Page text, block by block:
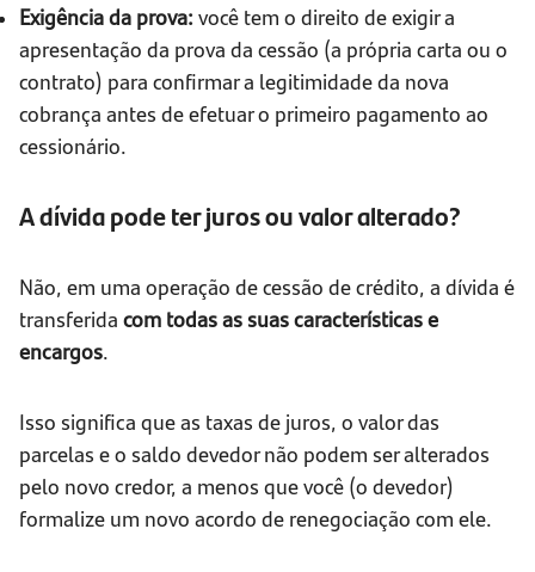
Exigência da prova: você tem o direito de exigir a
apresentação da prova da cessão (a própria carta ou o
contrato) para confirmar a legitimidade da nova
cobrança antes de efetuar o primeiro pagamento ao
cessionário.
A dívida pode ter juros ou valor alterado?
Não, em uma operação de cessão de crédito, a dívida é
transferida com todas as suas características e
encargos.
Isso significa que as taxas de juros, o valor das
parcelas e o saldo devedor não podem ser alterados
pelo novo credor, a menos que você (o devedor)
formalize um novo acordo de renegociação com ele.